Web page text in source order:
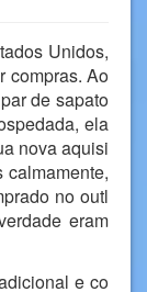
Unidos,
compras. Ao
de sapato
ela
nova aquisi
calmamente,
no outl
eram
e co